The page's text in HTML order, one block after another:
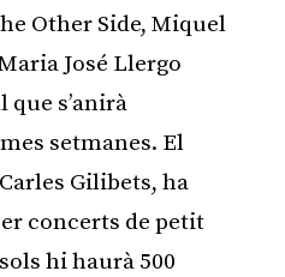
Other Side, Miquel
José Llergo
s’anirà
setmanes. El
Gilibets, ha
concerts de petit
hi haurà 500